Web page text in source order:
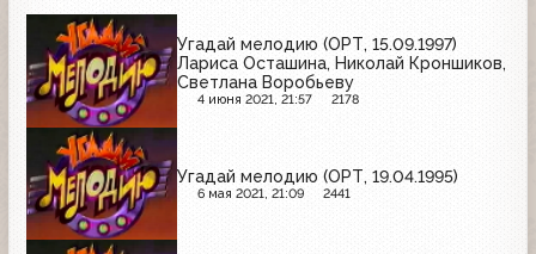
Угадай мелодию (ОРТ, 15.09.1997)
Лариса Осташина, Николай Кроншиков,
Светлана Воробьеву
4 июня 2021, 21:57 2178
Угадай мелодию (ОРТ, 19.04.1995)
6 мая 2021, 21:09 2441